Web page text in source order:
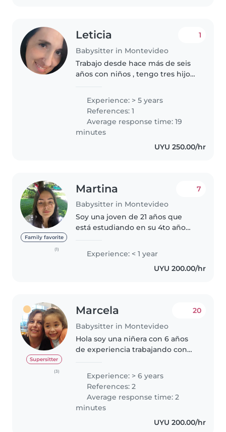
Leticia
Babysitter in Montevideo
1
Trabajo desde hace más de seis
años con niños , tengo tres hijos.
que deseen , estaré disponible.
Me encantan las mascotas..
Experience: > 5 years
References: 1
Average response time: 19
minutes
UYU 250.00/hr
Family favorite
(1)
Martina
Babysitter in Montevideo
7
Soy una joven de 21 años que
está estudiando en su 4to año
está buscando trabajo como
niñera. Estoy llena de energía y
paciencia para cuidar a niños de..
Experience: < 1 year
UYU 200.00/hr
Supersitter
(3)
Marcela
Babysitter in Montevideo
20
Hola soy una niñera con 6 años
de experiencia trabajando con
escolar y bebes. Tengo 51 años
Soy responsable, paciente y
amigable. He completado la
educación..
Experience: > 6 years
References: 2
Average response time: 2
minutes
UYU 200.00/hr